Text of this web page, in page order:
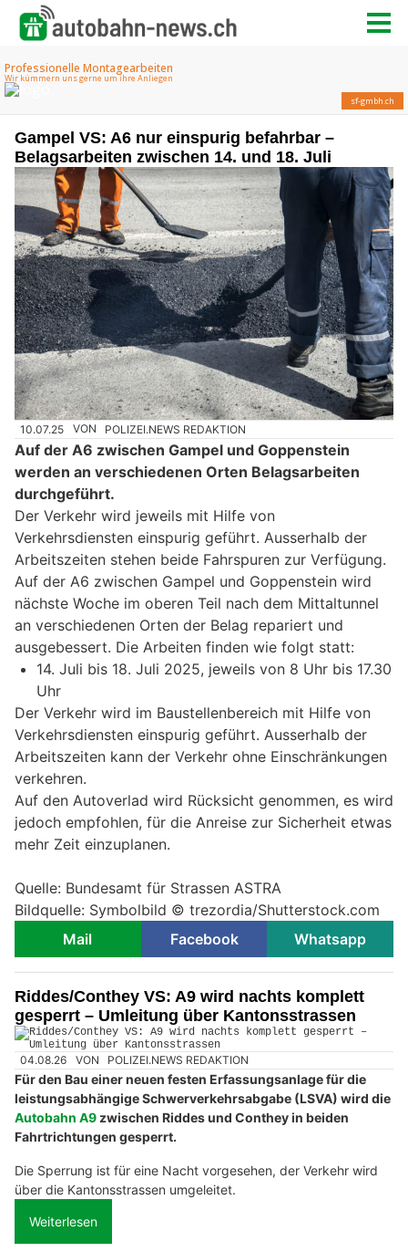
Gampel VS: A6 nur einspurig befahrbar –
Belagsarbeiten zwischen 14. und 18. Juli
10.07.25 VON POLIZEI.NEWS REDAKTION
Auf der A6 zwischen Gampel und Goppenstein
werden an verschiedenen Orten Belagsarbeiten
durchgeführt.
Der Verkehr wird jeweils mit Hilfe von
Verkehrsdiensten einspurig geführt. Ausserhalb der
Arbeitszeiten stehen beide Fahrspuren zur Verfügung.
Auf der A6 zwischen Gampel und Goppenstein wird
nächste Woche im oberen Teil nach dem Mittaltunnel
an verschiedenen Orten der Belag repariert und
ausgebessert. Die Arbeiten finden wie folgt statt:
14. Juli bis 18. Juli 2025, jeweils von 8 Uhr bis 17.30
Uhr
Der Verkehr wird im Baustellenbereich mit Hilfe von
Verkehrsdiensten einspurig geführt. Ausserhalb der
Arbeitszeiten kann der Verkehr ohne Einschränkungen
verkehren.
Auf den Autoverlad wird Rücksicht genommen, es wird
jedoch empfohlen, für die Anreise zur Sicherheit etwas
mehr Zeit einzuplanen.
Quelle: Bundesamt für Strassen ASTRA
Bildquelle: Symbolbild © trezordia/Shutterstock.com
Mail
Facebook Whatsapp
Riddes/Conthey VS: A9 wird nachts komplett
gesperrt – Umleitung über Kantonsstrassen
04.08.26 VON POLIZEI.NEWS REDAKTION
Für den Bau einer neuen festen Erfassungsanlage für die
leistungsabhängige Schwerverkehrsabgabe (LSVA) wird die
Autobahn A9 zwischen Riddes und Conthey in beiden
Fahrtrichtungen gesperrt.
Die Sperrung ist für eine Nacht vorgesehen, der Verkehr wird
über die Kantonsstrassen umgeleitet.
Weiterlesen